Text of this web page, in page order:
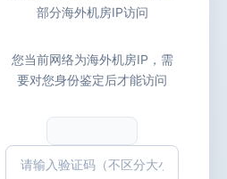
部分海外机房IP访问
您当前网络为海外机房IP，需
要对您身份鉴定后才能访问